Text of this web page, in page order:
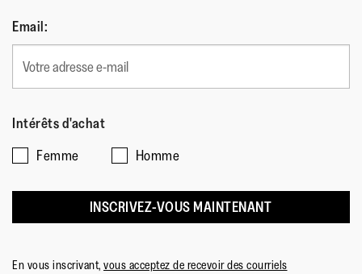
Email:
Intérêts d'achat
Femme
Homme
INSCRIVEZ-VOUS MAINTENANT
En vous inscrivant, vous acceptez de recevoir des courriels